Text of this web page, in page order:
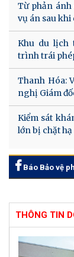
Từ phản ánh
vụ án sau
Khu du lịch
trình trái
Thanh Hóa:
nghị Giám
Kiểm sát
lớn bị chặt hạ
Báo Bảo vệ
THÔNG TIN